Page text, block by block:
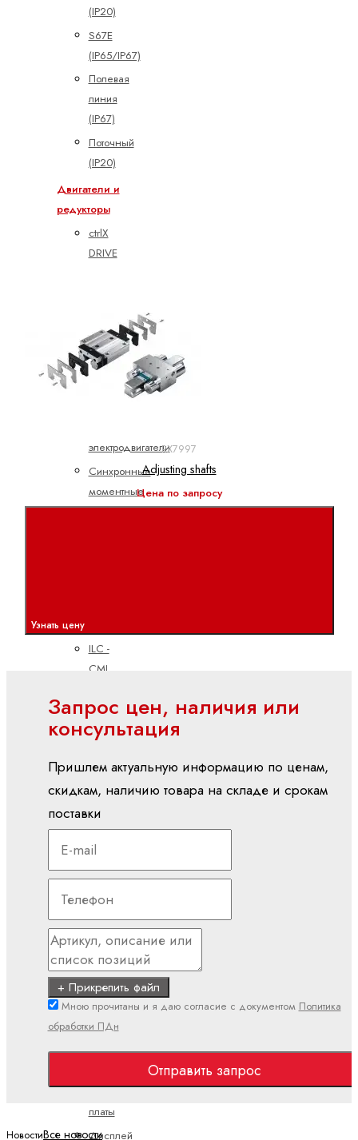
(IP20)
S67E
(IP65/IP67)
Полевая
линия
(IP67)
Поточный
(IP20)
Двигатели и
редукторы
ctrlX
DRIVE
Высокоскоростные
двигатели
Планетарные
серворедукторы
электродвигатели
Синхронные
моментные
двигатели
ILC -
CML
VPB
ILC -
РАБОТАЕТ
Наборы
инструментов
Программные
Промышленные
ПК и панели
управления
ctrlX
HMI
ctrlX
встраиваемые
платы
Дисплей
RX7997
Adjusting shafts
Цена по запросу
Узнать цену
Запрос цен, наличия или
консультация
Пришлем актуальную информацию по ценам,
скидкам, наличию товара на складе и срокам
поставки
+ Прикрепить файл
Мною прочитаны и я даю согласие с документом Политика
обработки ПДн
Отправить запрос
НовостиВсе новости